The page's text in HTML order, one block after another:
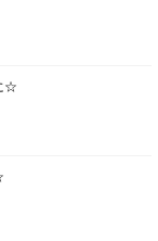
☆